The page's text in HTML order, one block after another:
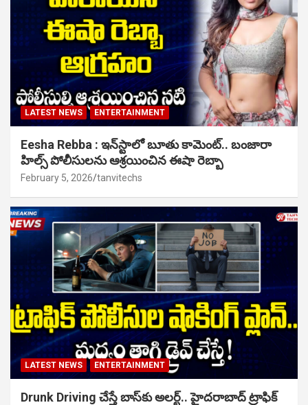
LATEST NEWS ENTERTAINMENT
Eesha Rebba : ఇన్‌స్టాలో బూతు కామెంట్.. బంజారా
హిల్స్ పోలీసులను ఆశ్రయించిన ఈషా రెబ్బా
February 5, 2026 tanvitechs
LATEST NEWS ENTERTAINMENT
Drunk Driving చేస్తే బాస్‌కు అలర్ట్.. హైదరాబాద్ ట్రాఫిక్